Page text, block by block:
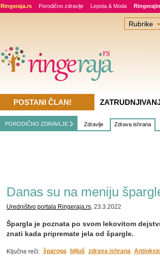
Ringeraja.rs Porodično zdravlje Lepota & Moda
PORODIČNO ZDRAVLJE Zdravlje Zdrava ishrana
Danas su na meniju
Uredništvo portala Ringeraja.rs, 23.3.2022
Špargla je poznata po svom lekovitom
znati kada pripremate jela od špargle.
Ključne reči: šparoga biljuš zdrava ishrana
Rubrike
POSTANI ČLAN!